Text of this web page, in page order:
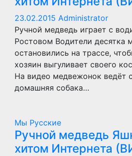
23.02.2015 Administrator
Ручной медведь играет с
Ростовом Водители десятка
остановились на трассе,
хозяин выгуливает своего
На видео медвежонок ведёт
домашняя собака…
Мы Русские
Ручной медведь
хитом Интернета